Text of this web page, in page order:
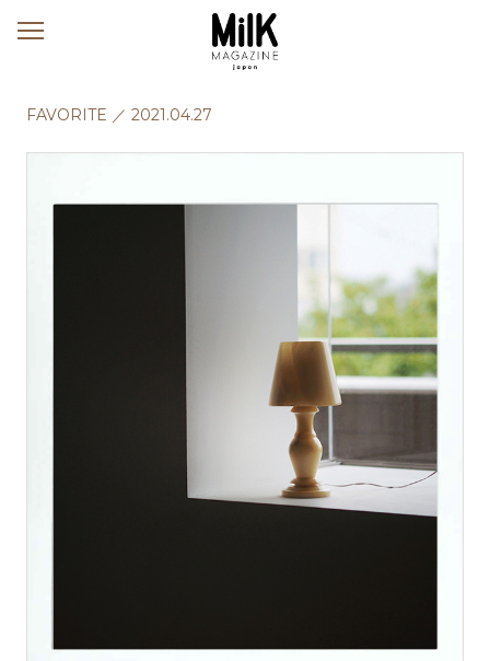
メ
FAVORITE ／ 2021.04.27